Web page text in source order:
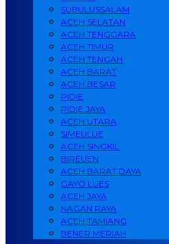
SUBULUSSALAM
ACEH SELATAN
ACEH TENGGARA
ACEH TIMUR
ACEH TENGAH
ACEH BARAT
ACEH BESAR
PIDIE
PIDIE JAYA
ACEH UTARA
SIMEULUE
ACEH SINGKIL
BIREUEN
ACEH BARAT DAYA
GAYO LUES
ACEH JAYA
NAGAN RAYA
ACEH TAMIANG
BENER MERIAH